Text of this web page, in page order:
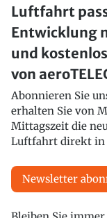
Luftfahrt
Entwicklung
und
von
Abonnieren Sie
erhalten Sie von
Mittagszeit die
Luftfahrt direkt in
Newsletter